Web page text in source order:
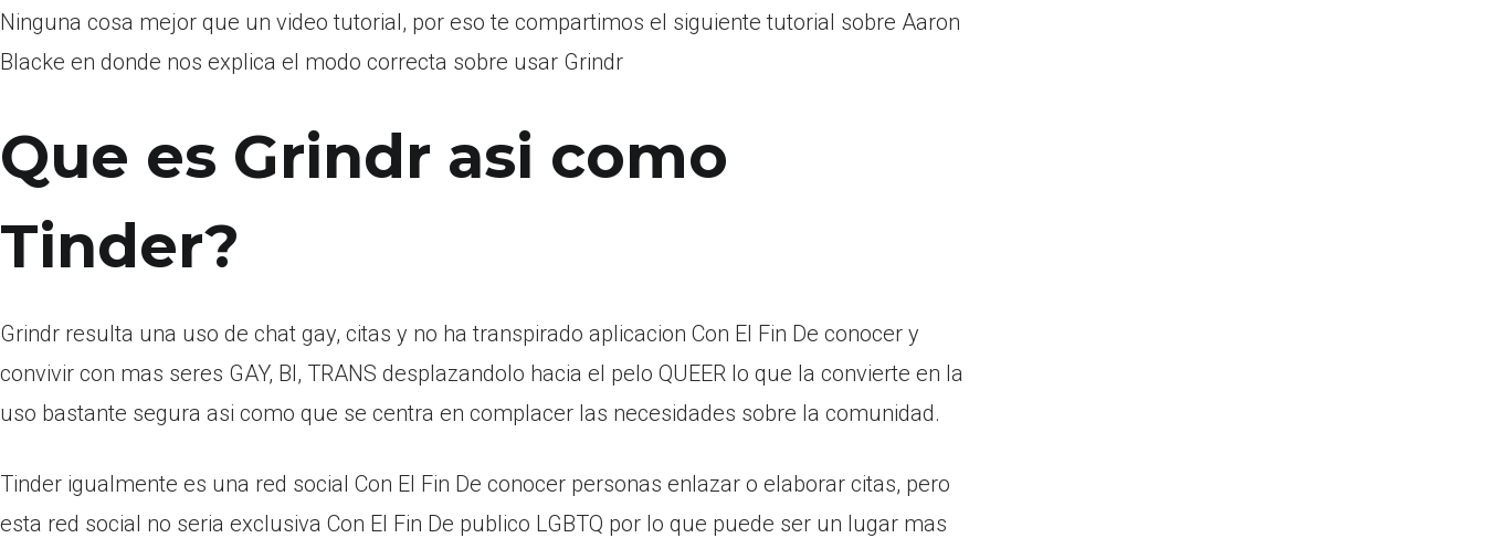
Ninguna cosa mejor que un video tutorial, por eso te compartimos el siguiente tutorial sobre Aaron
Blacke en donde nos explica el modo correcta sobre usar Grindr
Que es Grindr asi­ como
Tinder?
Grindr resulta una uso de chat gay, citas y no ha transpirado aplicacion Con El Fin De conocer y
convivir con mas seres GAY, BI, TRANS desplazandolo hacia el pelo QUEER lo que la convierte en la
uso bastante segura asi­ como que se centra en complacer las necesidades sobre la comunidad.
Tinder igualmente es una red social Con El Fin De conocer personas enlazar o elaborar citas, pero
esta red social no seri­a exclusiva Con El Fin De publico LGBTQ por lo que puede ser un lugar mas